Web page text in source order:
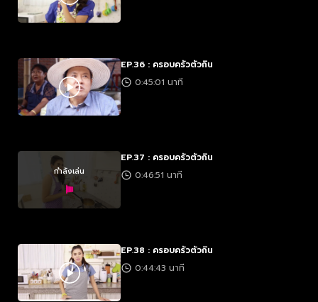
EP.36 : ครอบครัวตัวกิน
0:45:01 นาที
กำลังเล่น
EP.37 : ครอบครัวตัวกิน
0:46:51 นาที
EP.38 : ครอบครัวตัวกิน
0:44:43 นาที